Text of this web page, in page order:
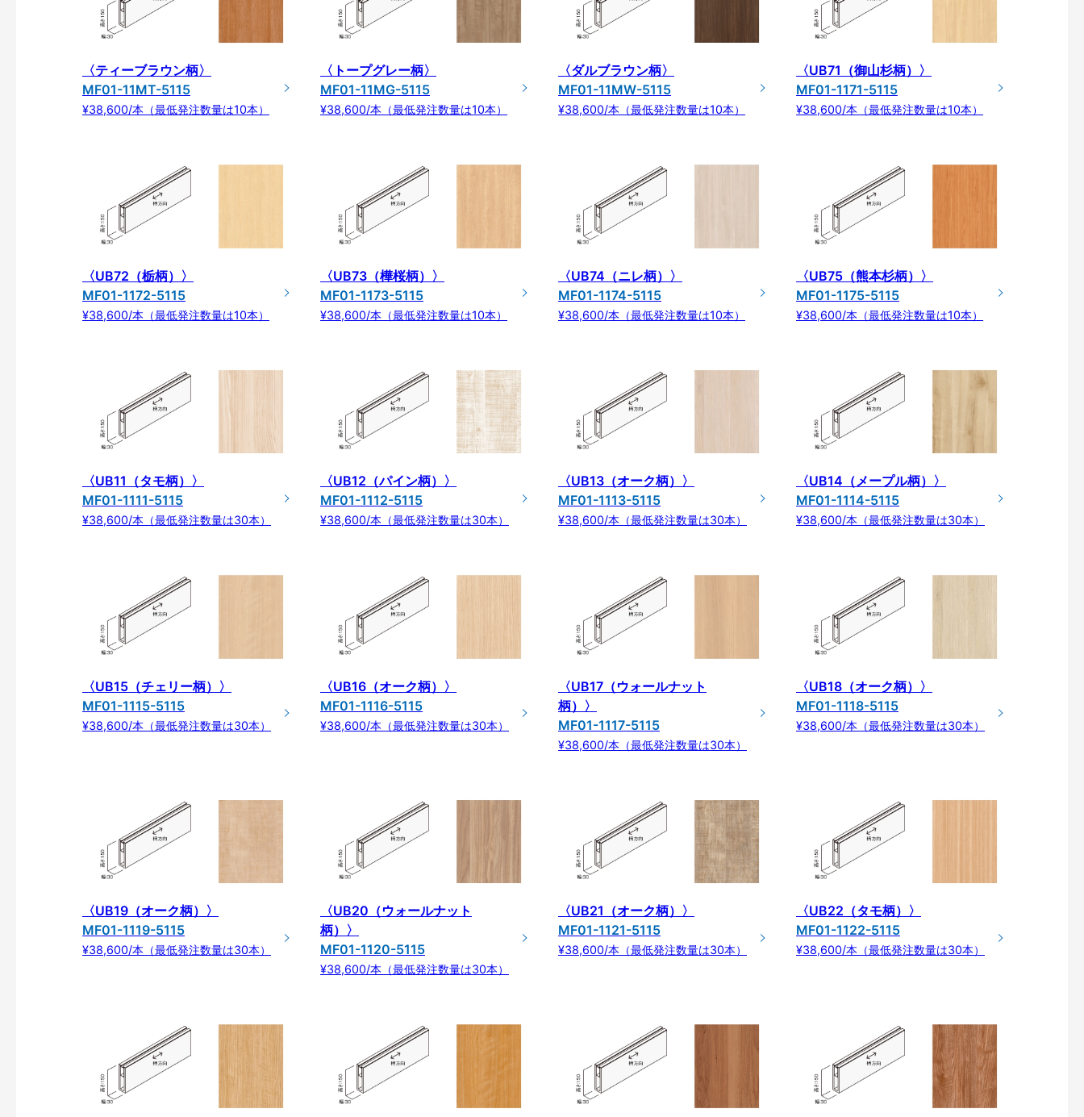
〈ティーブラウン柄〉
MF01-11MT-5115
¥38,600/本（最低発注数量は10本）
〈トープグレー柄〉
MF01-11MG-5115
¥38,600/本（最低発注数量は10本）
〈ダルブラウン柄〉
MF01-11MW-5115
¥38,600/本（最低発注数量は10本）
〈UB71（御山杉柄）〉
MF01-1171-5115
¥38,600/本（最低発注数量は10本）
〈UB72（栃柄）〉
MF01-1172-5115
¥38,600/本（最低発注数量は10本）
〈UB73（樺桜柄）〉
MF01-1173-5115
¥38,600/本（最低発注数量は10本）
〈UB74（ニレ柄）〉
MF01-1174-5115
¥38,600/本（最低発注数量は10本）
〈UB75（熊本杉柄）〉
MF01-1175-5115
¥38,600/本（最低発注数量は10本）
〈UB11（タモ柄）〉
MF01-1111-5115
¥38,600/本（最低発注数量は30本）
〈UB12（パイン柄）〉
MF01-1112-5115
¥38,600/本（最低発注数量は30本）
〈UB13（オーク柄）〉
MF01-1113-5115
¥38,600/本（最低発注数量は30本）
〈UB14（メープル柄）〉
MF01-1114-5115
¥38,600/本（最低発注数量は30本）
〈UB15（チェリー柄）〉
MF01-1115-5115
¥38,600/本（最低発注数量は30本）
〈UB16（オーク柄）〉
MF01-1116-5115
¥38,600/本（最低発注数量は30本）
〈UB17（ウォールナット
柄）〉
MF01-1117-5115
¥38,600/本（最低発注数量は30本）
〈UB18（オーク柄）〉
MF01-1118-5115
¥38,600/本（最低発注数量は30本）
〈UB19（オーク柄）〉
MF01-1119-5115
¥38,600/本（最低発注数量は30本）
〈UB20（ウォールナット
柄）〉
MF01-1120-5115
¥38,600/本（最低発注数量は30本）
〈UB21（オーク柄）〉
MF01-1121-5115
¥38,600/本（最低発注数量は30本）
〈UB22（タモ柄）〉
MF01-1122-5115
¥38,600/本（最低発注数量は30本）